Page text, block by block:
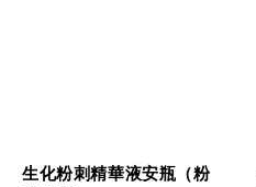
生化粉刺精華液安瓶（粉